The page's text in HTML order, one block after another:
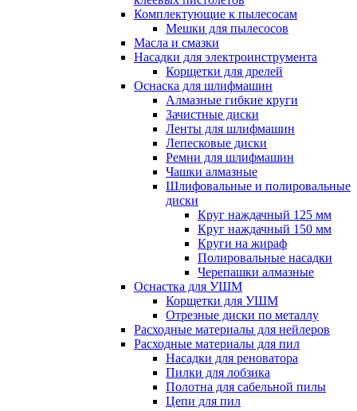
Комплектующие к пылесосам
Мешки для пылесосов
Масла и смазки
Насадки для электроинструмента
Корщетки для дрелей
Оснаска для шлифмашин
Алмазные гибкие круги
Зачистные диски
Ленты для шлифмашин
Лепесковые диски
Ремни для шлифмашин
Чашки алмазные
Шлифовальные и полировальные
диски
Круг наждачный 125 мм
Круг наждачный 150 мм
Круги на жираф
Полировальные насадки
Черепашки алмазные
Оснастка для УШМ
Корщетки для УШМ
Отрезные диски по металлу
Расходные материалы для нейлеров
Расходные материалы для пил
Насадки для реноватора
Пилки для лобзика
Полотна для сабельной пилы
Цепи для пил